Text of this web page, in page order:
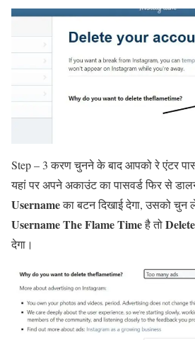
Step – 3 करण चुनने के बाद आपको रे एंटर
यहां पर अपने अकाउंट का पासवर्ड फिर से
Usernameका बटन दिखाई देगा, उसको
Username The Flame Timeहै तोDelete
देगा।